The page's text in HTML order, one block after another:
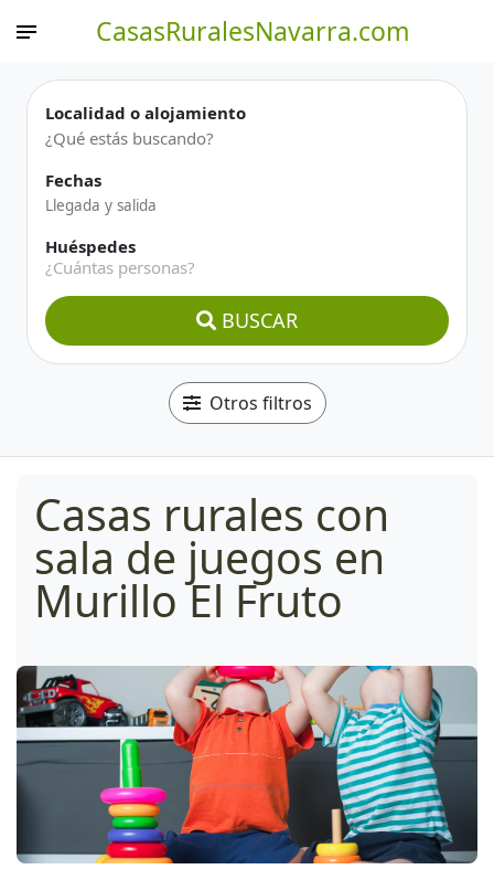
CasasRuralesNavarra.com
Localidad o alojamiento
Fechas
Huéspedes
¿Cuántas personas?
BUSCAR
Otros filtros
Casas rurales con
sala de juegos en
Murillo El Fruto